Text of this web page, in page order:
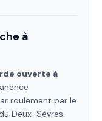
à
ouverte à
roulement par le
Deux-Sèvres.